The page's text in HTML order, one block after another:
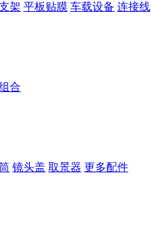
架 平板贴膜 车载设备 连接线
合
镜头盖 取景器 更多配件